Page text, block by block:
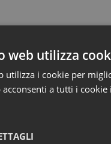
solo al Nord.
web utilizza
utilizza i cookie per
a tutti i